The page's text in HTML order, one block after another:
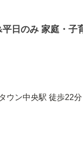
日のみ 家庭・子
ウン中央駅 徒歩22分